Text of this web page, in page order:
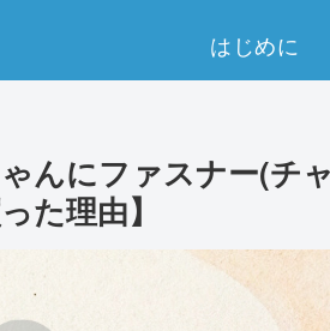
はじめに
ゃんにファスナー(チ
た理由】